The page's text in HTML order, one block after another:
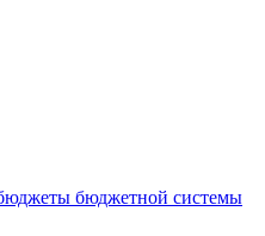
бюджетной системы